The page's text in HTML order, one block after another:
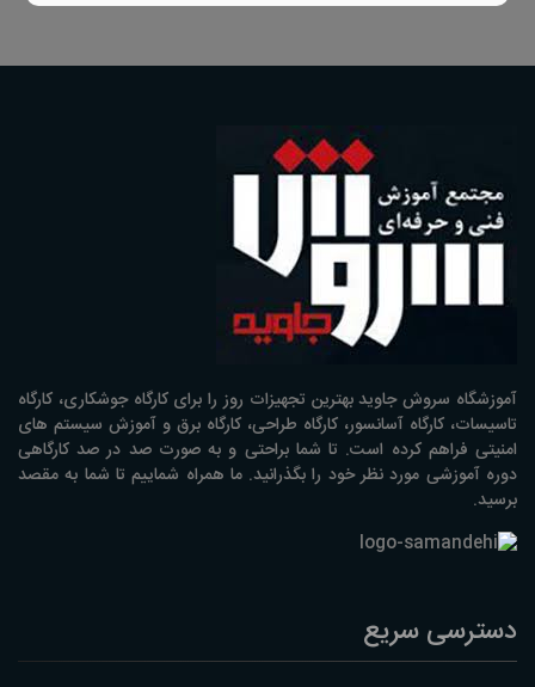
آموزشگاه سروش جاوید بهترین تجهیزات روز را برای کارگاه جوشکاری، کارگاه
تاسیسات، کارگاه آسانسور، کارگاه طراحی، کارگاه برق و آموزش سیستم های
امنیتی فراهم کرده است. تا شما براحتی و به صورت صد در صد کارگاهی
دوره آموزشی مورد نظر خود را بگذرانید. ما همراه شماییم تا شما به مقصد
برسید.
دسترسی سریع